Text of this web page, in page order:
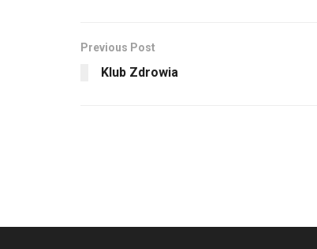
Previous Post
Klub Zdrowia